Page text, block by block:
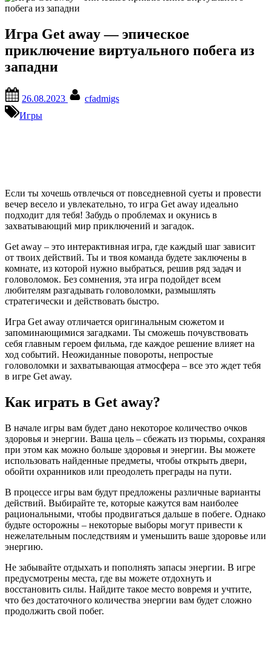
Игра Get away — эпическое
приключение виртуального побега из
западни
on
26.08.2023
cfadmigs
Игры
Если ты хочешь отвлечься от повседневной суеты и провести
вечер весело и увлекательно, то игра Get away идеально
подходит для тебя! Забудь о проблемах и окунись в
захватывающий мир приключений и загадок.
Get away – это интерактивная игра, где каждый шаг зависит
от твоих действий. Ты и твоя команда будете заключены в
комнате, из которой нужно выбраться, решив ряд задач и
головоломок. Без сомнения, эта игра подойдет всем
любителям разгадывать головоломки, размышлять
стратегически и действовать быстро.
Игра Get away отличается оригинальным сюжетом и
запоминающимися загадками. Ты сможешь почувствовать
себя главным героем фильма, где каждое решение влияет на
ход событий. Неожиданные повороты, непростые
головоломки и захватывающая атмосфера – все это ждет тебя
в игре Get away.
Как играть в Get away?
В начале игры вам будет дано некоторое количество очков
здоровья и энергии. Ваша цель – сбежать из тюрьмы, сохраняя
при этом как можно больше здоровья и энергии. Вы можете
использовать найденные предметы, чтобы открыть двери,
обойти охранников или преодолеть преграды на пути.
В процессе игры вам будут предложены различные варианты
действий. Выбирайте те, которые кажутся вам наиболее
рациональными, чтобы продвигаться дальше в побеге. Однако
будьте осторожны – некоторые выборы могут привести к
нежелательным последствиям и уменьшить ваше здоровье или
энергию.
Не забывайте отдыхать и пополнять запасы энергии. В игре
предусмотрены места, где вы можете отдохнуть и
восстановить силы. Найдите такое место вовремя и учтите,
что без достаточного количества энергии вам будет сложно
продолжить свой побег.